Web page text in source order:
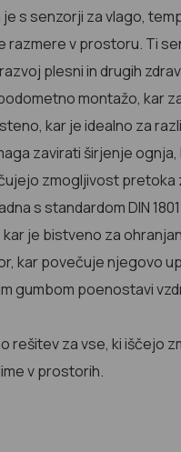
s senzorji za vlago,
razmere v prostoru. Ti
plesni in drugih
montažo, kar
kar je idealno za
zavirati širjenje
zmogljivost pretoka
s standardom DIN
je bistveno za
kar povečuje njegovo
gumbom poenostavi
za vse, ki iščejo
v prostorih.